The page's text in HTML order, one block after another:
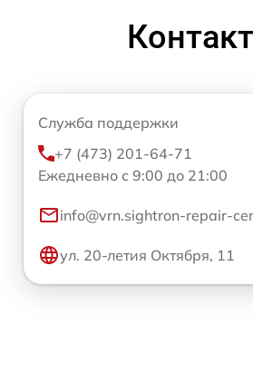
Служба поддержки
+7 (473) 201-64-71
Ежедневно с 9:00 до 21:00
info@vrn.sightron-repair-
ул. 20-летия Октября, 11